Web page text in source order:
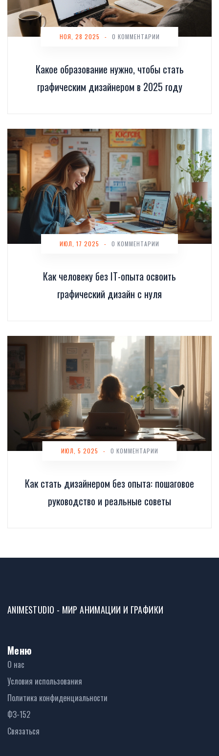
Какое образование нужно, чтобы стать
графическим дизайнером в 2025 году
НОЯ, 28 2025 - 0 КОММЕНТАРИИ
Как человеку без IT-опыта освоить
графический дизайн с нуля
ИЮЛ, 17 2025 - 0 КОММЕНТАРИИ
Как стать дизайнером без опыта: пошаговое
руководство и реальные советы
ИЮЛ, 5 2025 - 0 КОММЕНТАРИИ
ANIMESTUDIO - МИР АНИМАЦИИ И ГРАФИКИ
Меню
О нас
Условия использования
Политика конфиденциальности
ФЗ-152
Связаться